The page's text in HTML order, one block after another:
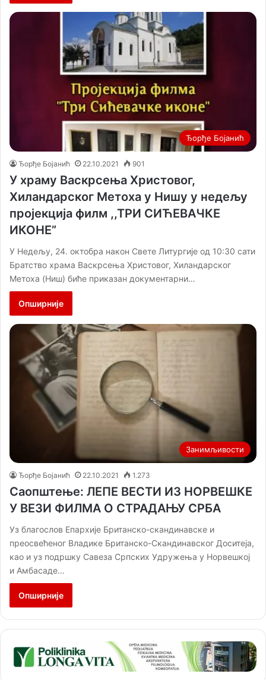
Ђорђе Бојанић
Ђорђе Бојанић 22.10.2021 901
У храму Васкрсења Христовог,
Хиландарског Метоха у Нишу у недељу
пројекција филм ,,ТРИ СИЋЕВАЧКЕ
ИКОНЕ”
У Недељу, 24. октобра након Свете Литургије од 10:30 сати
Братство храма Васкрсења Христовог, Хиландарског
Метоха (Ниш) биће приказан документарни…
Опширније
Занимљивости
Ђорђе Бојанић 22.10.2021 1.273
Саопштење: ЛЕПЕ ВЕСТИ ИЗ НОРВЕШКЕ
У ВЕЗИ ФИЛМА О СТРАДАЊУ СРБА
Уз благослов Епархије Британско-скандинавске и
преосвећеног Владике Британско-Скандинавског Доситеја,
као и уз подршку Савеза Српских Удружења у Норвешкој
и Амбасадe…
Опширније